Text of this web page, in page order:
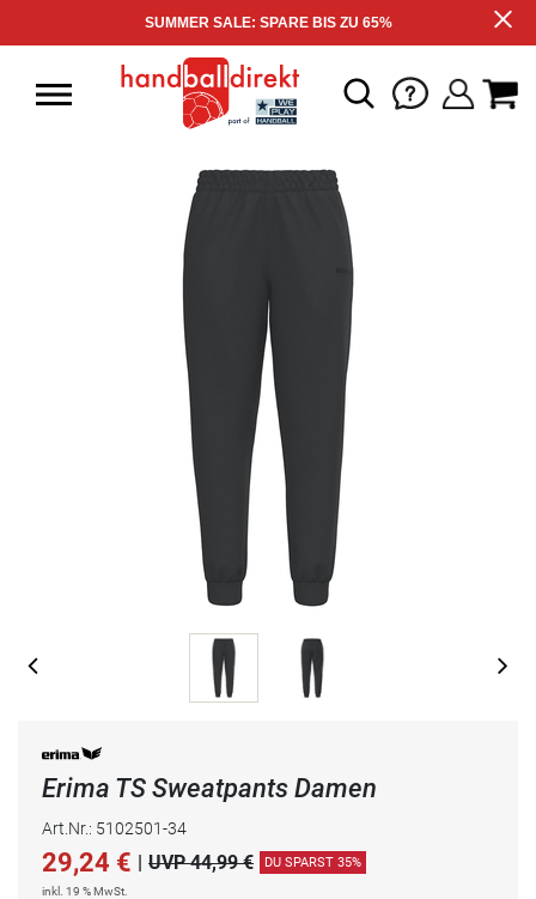
SUMMER SALE: SPARE BIS ZU 65%
Erima TS Sweatpants Damen
Art.Nr.: 5102501-34
29,24 € | UVP 44,99 € DU SPARST 35%
inkl. 19 % MwSt.